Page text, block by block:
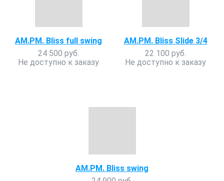
AM.PM. Bliss full swing
24 500 руб.
Не доступно к заказу
AM.PM. Bliss Slide 3/4
22 100 руб.
Не доступно к заказу
AM.PM. Bliss swing